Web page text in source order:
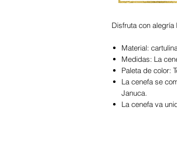
Disfruta con
Material:
Medidas: La
Paleta de color:
La cenefa se
Januca.
La cenefa va